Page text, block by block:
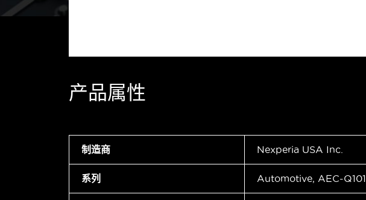
产品属性
制造商 Nexperia USA Inc.
系列 Automotive, AEC-Q101